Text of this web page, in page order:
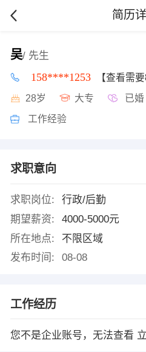
简历
吴/ 先生
158****1253 【查看需
28岁 大专 已婚
工作经验
求职意向
求职岗位:
行政/后勤
期望薪资:
4000-5000元
所在地点:
不限区域
发布时间:
08-08
工作经历
您不是企业账号，无法查看